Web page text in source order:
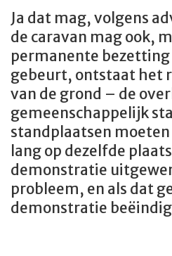
Ja dat mag, volgens
de caravan mag ook,
permanente
gebeurt, ontstaat het
van de grond – de
gemeenschappelijk
standplaatsen
lang op dezelfde
demonstratie
probleem, en als dat
demonstratie